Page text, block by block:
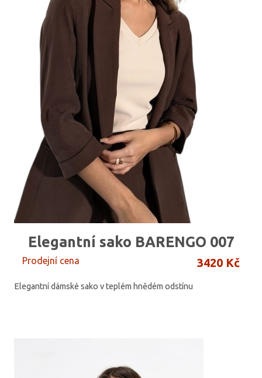
Elegantní sako BARENGO 007
Prodejní cena 3420 Kč
Elegantní dámské sako v teplém hnědém odstínu